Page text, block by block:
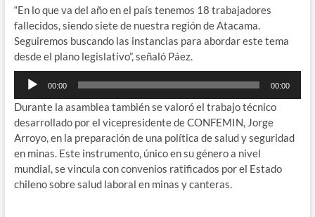
“En lo que va del año en el país tenemos 18 trabajadores
fallecidos, siendo siete de nuestra región de Atacama.
Seguiremos buscando las instancias para abordar este tema
desde el plano legislativo”, señaló Páez.
Reproductor
audio
00:00 00:00
Durante la asamblea también se valoró el trabajo técnico
desarrollado por el vicepresidente de CONFEMIN, Jorge
Arroyo, en la preparación de una política de salud y seguridad
en minas. Este instrumento, único en su género a nivel
mundial, se vincula con convenios ratificados por el Estado
chileno sobre salud laboral en minas y canteras.